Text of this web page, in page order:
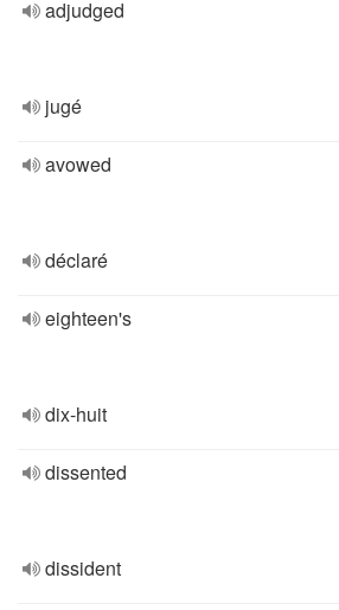
adjudged
jugé
avowed
déclaré
eighteen's
dix-huit
dissented
dissident